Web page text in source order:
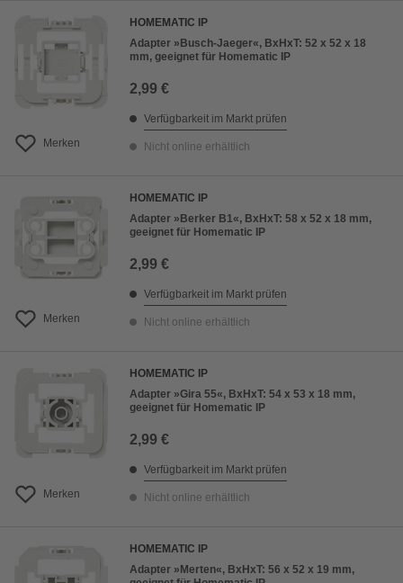
Bewertung
Merken
HOMEMATIC IP
Adapter »Busch-Jaeger«, BxHxT: 52 x 52 x 18
mm, geeignet für Homematic IP
2,99 €
Verfügbarkeit im Markt prüfen
Nicht online erhältlich
Merken
HOMEMATIC IP
Adapter »Berker B1«, BxHxT: 58 x 52 x 18 mm,
geeignet für Homematic IP
2,99 €
Verfügbarkeit im Markt prüfen
Nicht online erhältlich
Merken
HOMEMATIC IP
Adapter »Gira 55«, BxHxT: 54 x 53 x 18 mm,
geeignet für Homematic IP
2,99 €
Verfügbarkeit im Markt prüfen
Nicht online erhältlich
HOMEMATIC IP
Adapter »Merten«, BxHxT: 56 x 52 x 19 mm,